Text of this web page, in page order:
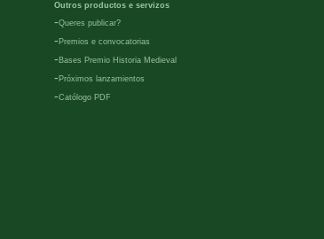
Outros productos e servizos
-Queres publicar?
- Premios e convocatorias
- Bases Premio Historia Medieval
- Próximos lanzamientos
-Católogo PDF